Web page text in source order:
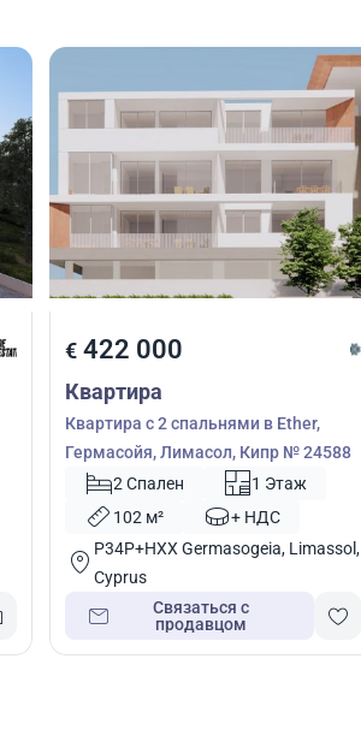
€422 000
Квартира
Квартира с 2 спальнями в Ether,
Гермасойя, Лимасол, Кипр № 24588
2 Спален
1 Этаж
102 м²
+ НДС
P34P+HXX Germasogeia, Limassol,
Cyprus
Связаться с
продавцом